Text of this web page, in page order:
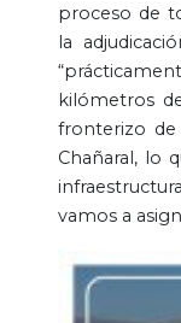
proceso de
la
kilómetros
fronterizo de
Chañaral, lo
vamos a